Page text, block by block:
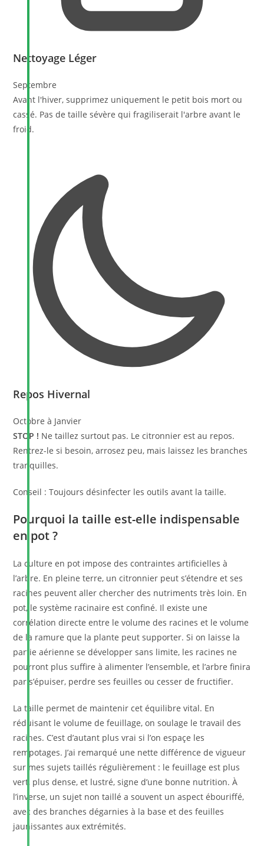
Nettoyage Léger
Septembre
Avant l'hiver, supprimez uniquement le petit bois mort ou
cassé. Pas de taille sévère qui fragiliserait l'arbre avant le
froid.
Repos Hivernal
Octobre à Janvier
STOP ! Ne taillez surtout pas. Le citronnier est au repos.
Rentrez-le si besoin, arrosez peu, mais laissez les branches
tranquilles.
Conseil : Toujours désinfecter les outils avant la taille.
Pourquoi la taille est-elle indispensable
en pot ?
La culture en pot impose des contraintes artificielles à
l’arbre. En pleine terre, un citronnier peut s’étendre et ses
racines peuvent aller chercher des nutriments très loin. En
pot, le système racinaire est confiné. Il existe une
corrélation directe entre le volume des racines et le volume
de la ramure que la plante peut supporter. Si on laisse la
partie aérienne se développer sans limite, les racines ne
pourront plus suffire à alimenter l’ensemble, et l’arbre finira
par s’épuiser, perdre ses feuilles ou cesser de fructifier.
La taille permet de maintenir cet équilibre vital. En
réduisant le volume de feuillage, on soulage le travail des
racines. C’est d’autant plus vrai si l’on espaçe les
rempotages. J’ai remarqué une nette différence de vigueur
sur mes sujets taillés régulièrement : le feuillage est plus
vert, plus dense, et lustré, signe d’une bonne nutrition. À
l’inverse, un sujet non taillé a souvent un aspect ébouriffé,
avec des branches dégarnies à la base et des feuilles
jaunissantes aux extrémités.